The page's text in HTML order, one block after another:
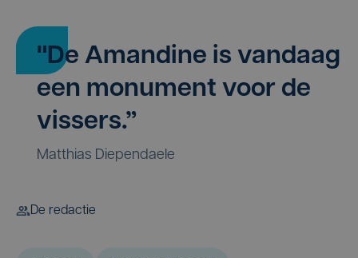
"De Amandine is vandaag
een monument voor de
vissers.”
Matthias Diependaele
De redactie